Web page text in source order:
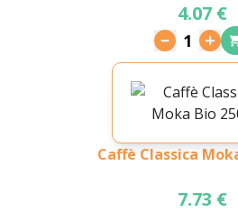
4.07 €
1
Caffè Classica
7.73 €